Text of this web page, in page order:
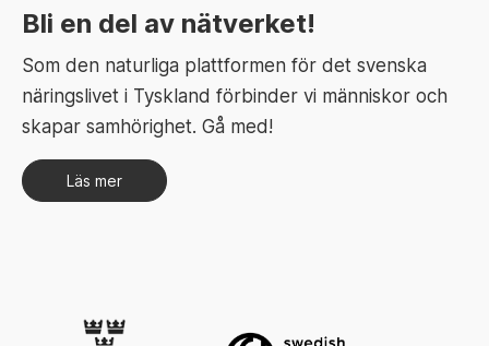
Bli en del av nätverket!
Som den naturliga plattformen för det svenska
näringslivet i Tyskland förbinder vi människor och
skapar samhörighet. Gå med!
Läs mer